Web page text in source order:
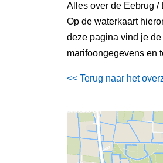
Alles over de Eebrug /
Op de waterkaart
deze pagina vind je
marifoongegevens en
<< Terug naar het